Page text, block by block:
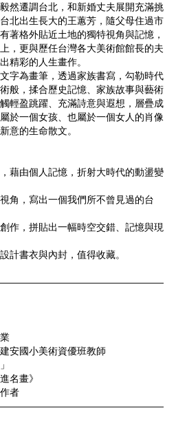
然遷調台北，和新婚丈夫展開充滿挑
北出生長大的王蕙芳，隨父母住過市
著格外貼近土地的獨特視角與記憶，
，更與歷任台灣各大美術館館長的夫
精彩的人生畫作。
字為畫筆，透過家族書寫，勾勒時代
般，揉合歷史記憶、家族故事與藝術
輕盈跳躍、充滿詩意與遐想，層疊成
於一個女孩、也屬於一個女人的肖像
意的生命散文。
藉由個人記憶，折射大時代的動盪變
角，寫出一個我們所不曾見過的台
作，拼貼出一幅時空交錯、記憶與現
計書衣與內封，值得收藏。
安國小美術資優班教師
名畫》
者